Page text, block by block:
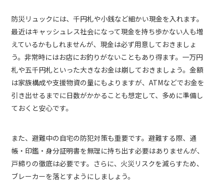
防災リュックには、千円札や小銭など細かい現金を入れます。
最近はキャッシュレス社会になって現金を持ち歩かない人も増
えているかもしれませんが、現金は必ず用意しておきましょ
う。非常時にはお店にお釣りがないこともあり得ます。一万円
札や五千円札といった大きなお金は崩しておきましょう。金額
は家族構成や支援物資の量にもよりますが、ATMなどでお金を
引き出せるまでに日数がかかることも想定して、多めに準備し
ておくと安心です。
また、避難中の自宅の防犯対策も重要です。避難する際、通
帳・印鑑・身分証明書を無理に持ち出す必要はありませんが、
戸締りの徹底は必要です。さらに、火災リスクを減らすため、
ブレーカーを落とすようにしましょう。